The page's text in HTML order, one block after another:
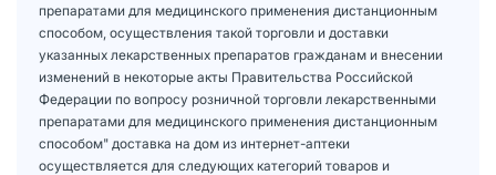
препаратами для медицинского применения дистанционным
способом, осуществления такой торговли и доставки
указанных лекарственных препаратов гражданам и внесении
изменений в некоторые акты Правительства Российской
Федерации по вопросу розничной торговли лекарственными
препаратами для медицинского применения дистанционным
способом" доставка на дом из интернет-аптеки
осуществляется для следующих категорий товаров и